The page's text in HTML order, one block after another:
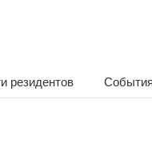
резидентов